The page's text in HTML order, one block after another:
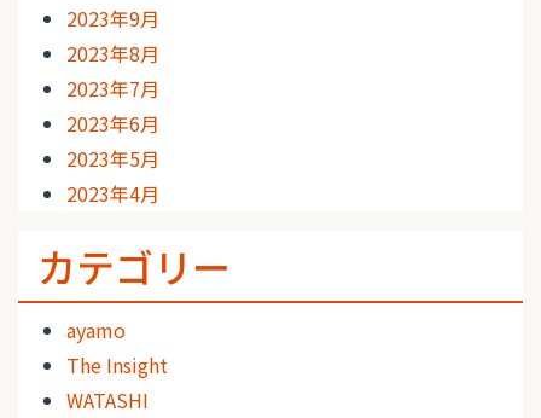
2023年9月
2023年8月
2023年7月
2023年6月
2023年5月
2023年4月
カテゴリー
ayamo
The Insight
WATASHI